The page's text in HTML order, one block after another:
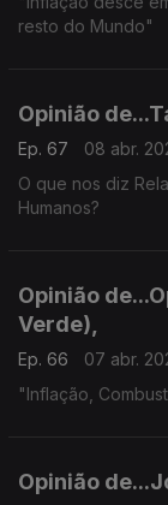
resto do Mundo"
Opinião
Ep. 67
08 abr.
O que nos diz
Humanos?
Opinião
Verde),
Ep. 66
07 abr.
"Inflação,
Opinião